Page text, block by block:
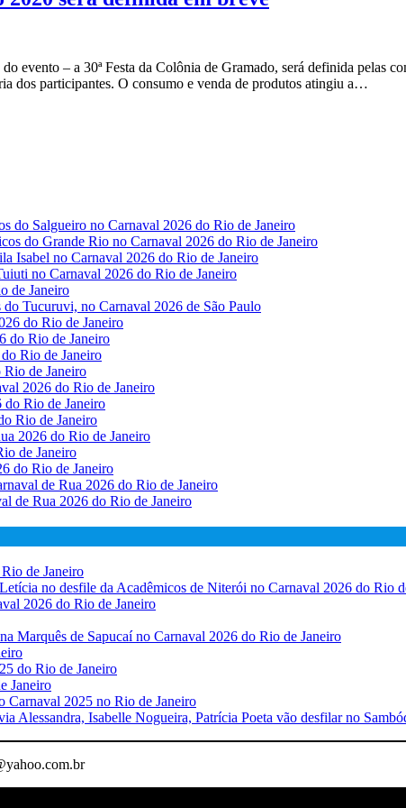
evento – a 30ª Festa da Colônia de Gramado, será definida pelas
dos participantes. O consumo e venda de produtos atingiu a…
do Salgueiro no Carnaval 2026 do Rio de Janeiro
do Grande Rio no Carnaval 2026 do Rio de Janeiro
Isabel no Carnaval 2026 do Rio de Janeiro
no Carnaval 2026 do Rio de Janeiro
de Janeiro
Tucuruvi, no Carnaval 2026 de São Paulo
do Rio de Janeiro
do Rio de Janeiro
Rio de Janeiro
de Janeiro
2026 do Rio de Janeiro
do Rio de Janeiro
Rio de Janeiro
2026 do Rio de Janeiro
de Janeiro
do Rio de Janeiro
de Rua 2026 do Rio de Janeiro
de Rua 2026 do Rio de Janeiro
de Janeiro
no desfile da Acadêmicos de Niterói no Carnaval 2026 do Rio
2026 do Rio de Janeiro
Marquês de Sapucaí no Carnaval 2026 do Rio de Janeiro
do Rio de Janeiro
Janeiro
Carnaval 2025 no Rio de Janeiro
Alessandra, Isabelle Nogueira, Patrícia Poeta vão desfilar no